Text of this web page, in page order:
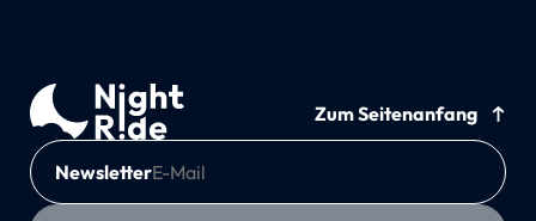
Zum Seitenanfang
Newsletter